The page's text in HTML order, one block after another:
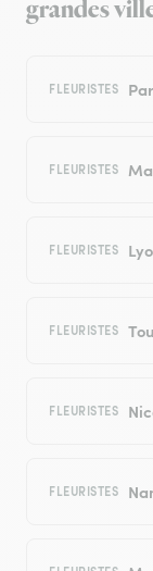
grandes
FLEURISTES
FLEURISTES
FLEURISTES
FLEURISTES
FLEURISTES
FLEURISTES